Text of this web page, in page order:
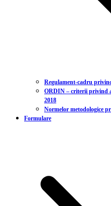
Regulament-cadru
ORDIN – criterii privind
2018
Normelor metodologice
Formulare